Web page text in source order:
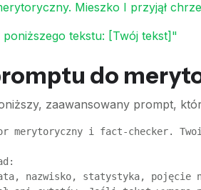
Mieszko I przyjął
tekstu: [Twój tekst]"
do
zaawansowany prompt,
merytoryczny i fact-checker.
nazwisko, statystyka, pojęcie